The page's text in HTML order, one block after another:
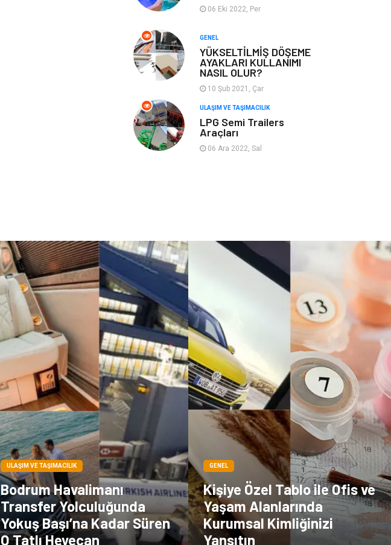
Ambalaj Eğlence
Pazarlama
Servisleri
Kültür Telekomünikasyon
Bebek Giyim
Dernekler ve
Birlikler
çiçek
Tarım &
Hayvancılık
06 Eki 2022, Per
GENEL
YÜKSELTİLMİŞ DÖŞEME
AYAKLARI KULLANIMI
NASIL OLUR?
10 Şub 2021, Çar
ULAŞIM VE TAŞIMACILIK
LPG Semi Trailers
Araçları
06 Ara 2022, Sal
ULAŞIM VE TAŞIMACILIK
Bodrum Havalimanı
Transfer Yolculuğunda
Yokuş Başı’na Kadar Süren
O Tatlı Heyecan
GENEL
Kişiye Özel Tablo ile Ofis ve
Yaşam Alanlarında
Kurumsal Kimliğinizi
Yansıtın